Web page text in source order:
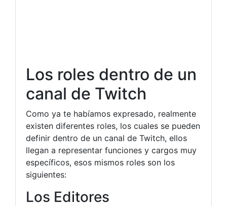
Los roles dentro de un
canal de Twitch
Como ya te habíamos expresado, realmente
existen diferentes roles, los cuales se pueden
definir dentro de un canal de Twitch, ellos
llegan a representar funciones y cargos muy
específicos, esos mismos roles son los
siguientes:
Los Editores